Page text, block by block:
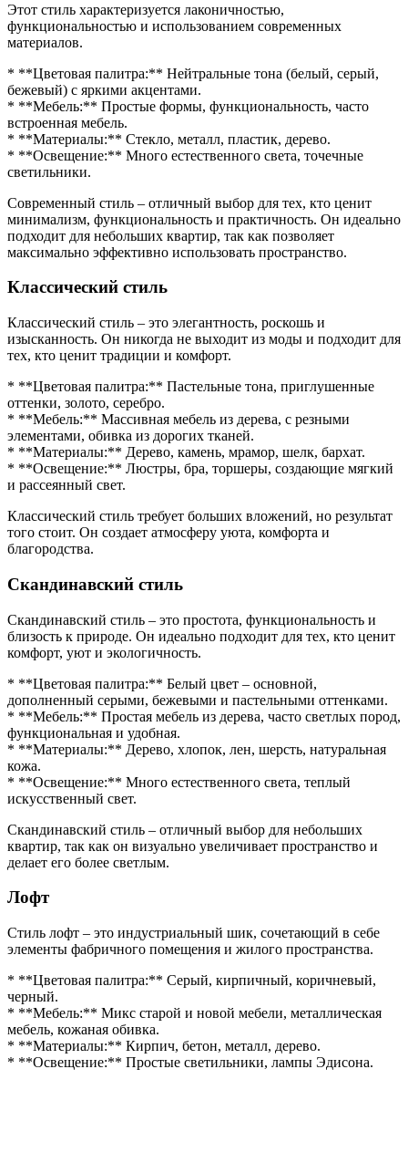
Этот стиль характеризуется лаконичностью,
функциональностью и использованием современных
материалов.
* **Цветовая палитра:** Нейтральные тона (белый, серый,
бежевый) с яркими акцентами.
* **Мебель:** Простые формы, функциональность, часто
встроенная мебель.
* **Материалы:** Стекло, металл, пластик, дерево.
* **Освещение:** Много естественного света, точечные
светильники.
Современный стиль – отличный выбор для тех, кто ценит
минимализм, функциональность и практичность. Он идеально
подходит для небольших квартир, так как позволяет
максимально эффективно использовать пространство.
Классический стиль
Классический стиль – это элегантность, роскошь и
изысканность. Он никогда не выходит из моды и подходит для
тех, кто ценит традиции и комфорт.
* **Цветовая палитра:** Пастельные тона, приглушенные
оттенки, золото, серебро.
* **Мебель:** Массивная мебель из дерева, с резными
элементами, обивка из дорогих тканей.
* **Материалы:** Дерево, камень, мрамор, шелк, бархат.
* **Освещение:** Люстры, бра, торшеры, создающие мягкий
и рассеянный свет.
Классический стиль требует больших вложений, но результат
того стоит. Он создает атмосферу уюта, комфорта и
благородства.
Скандинавский стиль
Скандинавский стиль – это простота, функциональность и
близость к природе. Он идеально подходит для тех, кто ценит
комфорт, уют и экологичность.
* **Цветовая палитра:** Белый цвет – основной,
дополненный серыми, бежевыми и пастельными оттенками.
* **Мебель:** Простая мебель из дерева, часто светлых пород,
функциональная и удобная.
* **Материалы:** Дерево, хлопок, лен, шерсть, натуральная
кожа.
* **Освещение:** Много естественного света, теплый
искусственный свет.
Скандинавский стиль – отличный выбор для небольших
квартир, так как он визуально увеличивает пространство и
делает его более светлым.
Лофт
Стиль лофт – это индустриальный шик, сочетающий в себе
элементы фабричного помещения и жилого пространства.
* **Цветовая палитра:** Серый, кирпичный, коричневый,
черный.
* **Мебель:** Микс старой и новой мебели, металлическая
мебель, кожаная обивка.
* **Материалы:** Кирпич, бетон, металл, дерево.
* **Освещение:** Простые светильники, лампы Эдисона.